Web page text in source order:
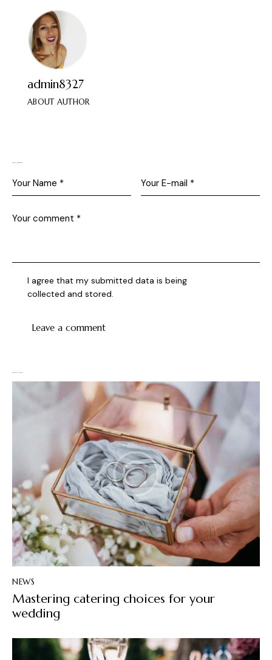
admin8327
ABOUT AUTHOR
Leave a comment
I agree that my submitted data is being
collected and stored.
You May Also Like
NEWS
Mastering catering choices for your
wedding